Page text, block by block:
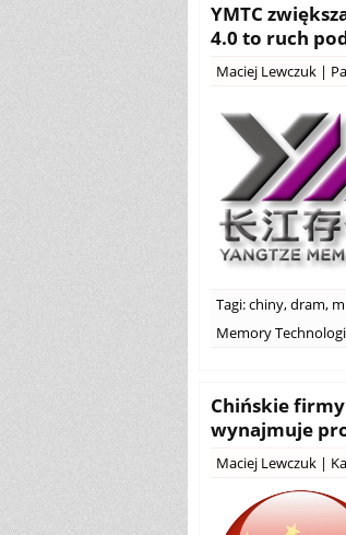
YMTC
4.0 to ruch
Maciej Lewczuk |
Tagi:chiny,dram,
Memory
Chińskie
wynajmuje
Maciej Lewczuk |